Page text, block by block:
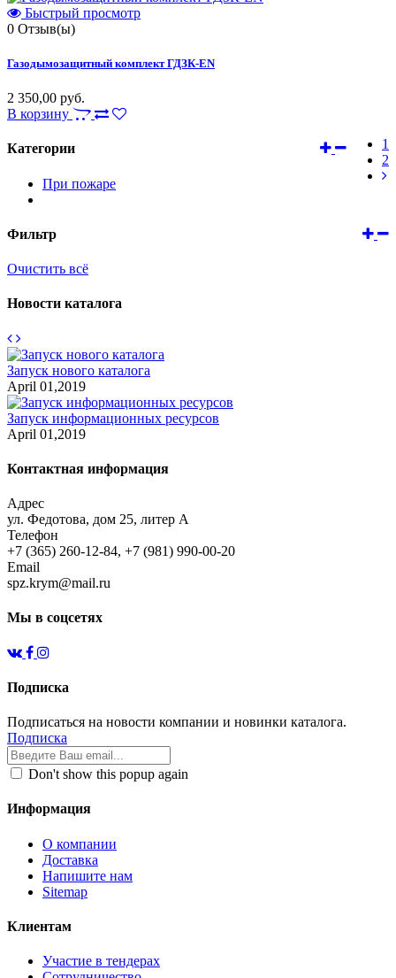
Быстрый просмотр
0 Отзыв(ы)
Газодымозащитный комплект ГДЗК-EN
2 350,00 руб.
В корзину
1
2
Категории
При пожаре
Фильтр
Очистить всё
Новости каталога
Запуск нового каталога
April 01,2019
Запуск информационных ресурсов
April 01,2019
Контактная информация
Адрес
ул. Федотова, дом 25, литер А
Телефон
+7 (365) 260-12-84, +7 (981) 990-00-20
Email
spz.krym@mail.ru
Мы в соцсетях
Подписка
Подписаться на новости компании и новинки каталога.
Подписка
Don't show this popup again
Информация
О компании
Доставка
Напишите нам
Sitemap
Клиентам
Участие в тендерах